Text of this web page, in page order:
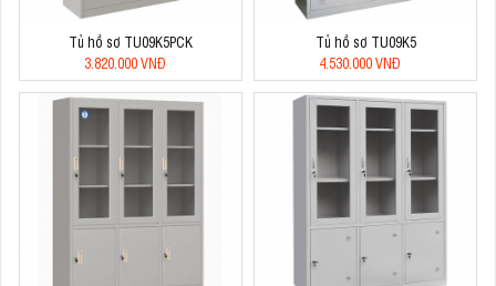
Tủ hồ sơ TU09K5PCK
3.820.000 VNĐ
Tủ hồ sơ TU09K5
4.530.000 VNĐ